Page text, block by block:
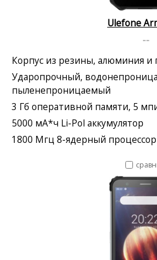
Ulefone
--
Корпус из резины, алюминия и
Ударопрочный,
пыленепроницаемый
3 Гб оперативной памяти, 5
5000 мА*ч Li-Pol аккумулятор
1800 Мгц 8-ядерный процессор